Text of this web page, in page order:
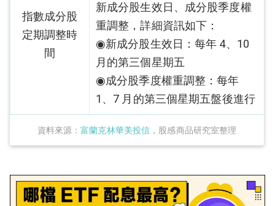
資料來源：富蘭克林華美投信 ，股感商品研究室整理
指數成分股
定期調整時
間
新成分股生效日、成分股季度權
重調整，詳細資訊如下：
◉新成分股生效日：每年 4、10
月 的第三個星期五
◉成分股季度權重調整：每年
1、7 月的第三個星期五盤後進行